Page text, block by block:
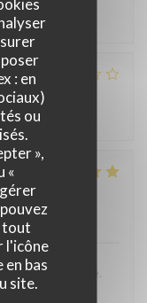
: en
ou
»,
«
tout
l'icône
bas
site.
Qualité / Prix
Qualité / Prix
Qualité / Prix
authentique.
carbonade,